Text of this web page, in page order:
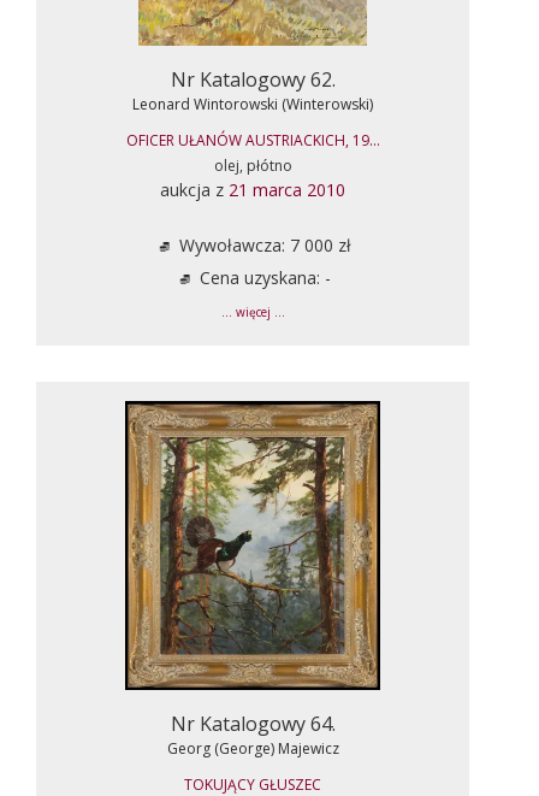
Nr Katalogowy 62.
Leonard Wintorowski (Winterowski)
OFICER UŁANÓW AUSTRIACKICH, 19...
olej, płótno
aukcja z 21 marca 2010
Wywoławcza: 7 000 zł
Cena uzyskana: -
... więcej ...
Nr Katalogowy 64.
Georg (George) Majewicz
TOKUJĄCY GŁUSZEC